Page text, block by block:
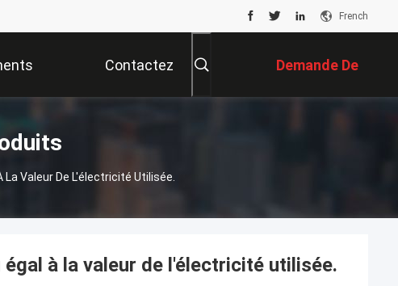
French
Contactez Demande De
Soumission
Valeur De L'électricité Utilisée.
à la valeur de l'électricité utilisée.